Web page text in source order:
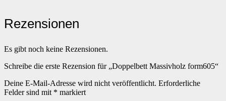
Rezensionen
Es gibt noch keine Rezensionen.
Schreibe die erste Rezension für „Doppelbett Massivholz form605“
Deine E-Mail-Adresse wird nicht veröffentlicht. Erforderliche
Felder sind mit * markiert